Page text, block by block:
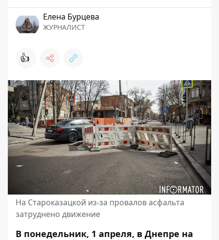
Елена Бурцева
ЖУРНАЛИСТ
👍
На Староказацкой из-за провалов асфальта
затруднено движение
В понедельник, 1 апреля, в Днепре на